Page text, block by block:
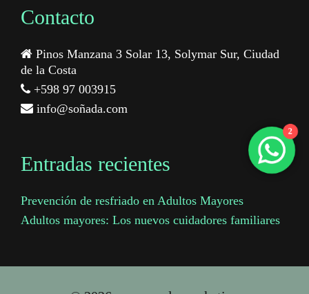
Contacto
Pinos Manzana 3 Solar 13, Solymar Sur, Ciudad
de la Costa
+598 97 003915
info@soñada.com
Entradas recientes
Prevención de resfriado en Adultos Mayores
Adultos mayores: Los nuevos cuidadores familiares
2